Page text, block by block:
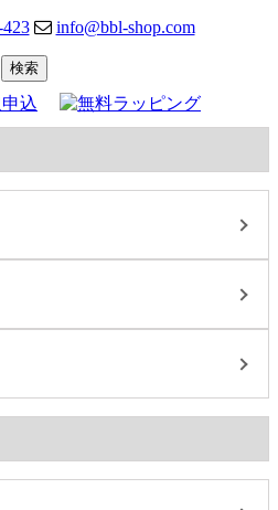
info@bbl-shop.com